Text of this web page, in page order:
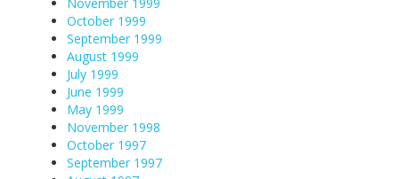
October 1999
September 1999
August 1999
July 1999
June 1999
May 1999
November 1998
October 1997
September 1997